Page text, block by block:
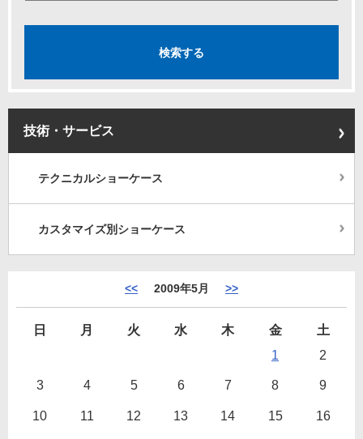
技術・サービス
テクニカルショーケース
カスタマイズ別ショーケース
<< 2009年5月 >>
日 月 火 水 木 金
土
1
2
3 4 5 6 7 8 9
10 11 12 13 14 15 16